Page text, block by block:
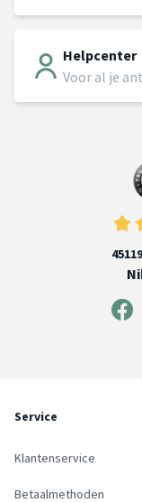
Helpcenter
Voor al je
45119
Service
Klantenservice
Betaalmethoden